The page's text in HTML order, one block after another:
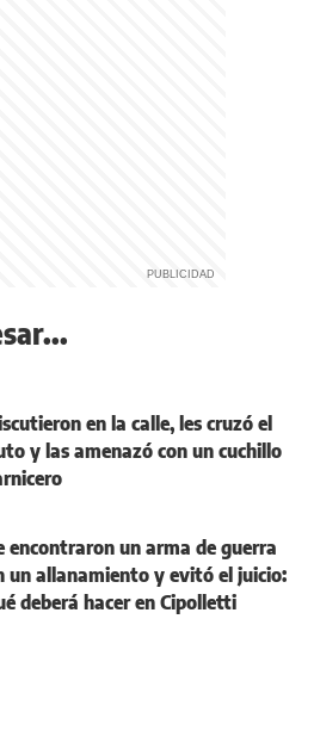
en la calle, les cruzó el
y las amenazó con un cuchillo
encontraron un arma de guerra
un allanamiento y evitó el juicio:
deberá hacer en Cipolletti